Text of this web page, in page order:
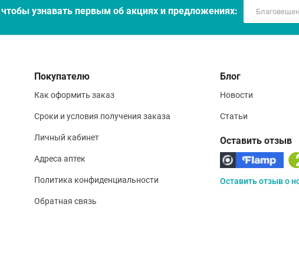
узнавать первым об акцияx и предложениях:
Покупателю
Как оформить заказ
Сроки и условия получения заказа
Личный кабинет
Адреса аптек
Политика конфиденциальности
Обратная связь
Блог
Новости
Статьи
Оставить отзыв
Оставить отзыв о